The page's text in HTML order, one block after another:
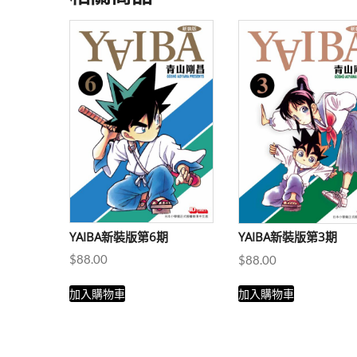
YAIBA新裝版第6期
$88.00
加入購物車
YAIBA新裝版第3期
$88.00
加入購物車